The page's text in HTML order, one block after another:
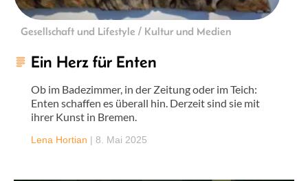
Gesellschaft und Lifestyle / Kultur und Medien
Ein Herz für Enten
Ob im Badezimmer, in der Zeitung oder im Teich:
Enten schaffen es überall hin. Derzeit sind sie mit
ihrer Kunst in Bremen.
Lena Hortian | 8. Mai 2025